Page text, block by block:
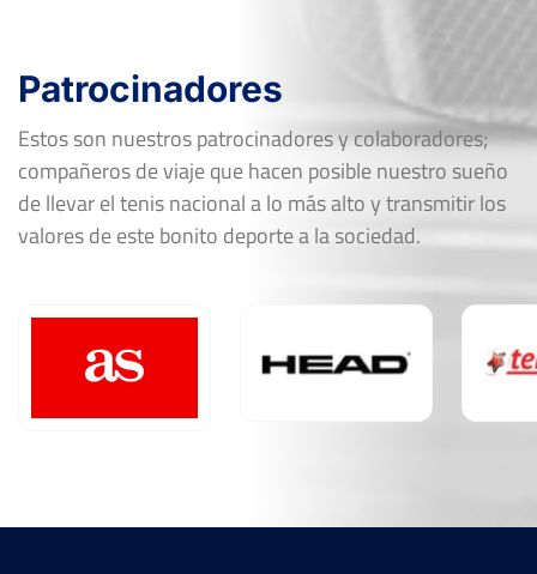
Patrocinadores
Estos son nuestros patrocinadores y colaboradores;
compañeros de viaje que hacen posible nuestro sueño
de llevar el tenis nacional a lo más alto y transmitir los
valores de este bonito deporte a la sociedad.